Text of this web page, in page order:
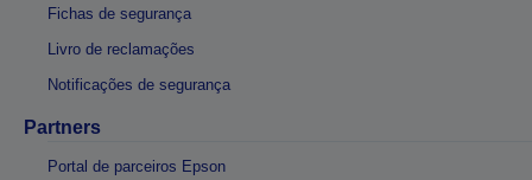
Fichas de segurança
Livro de reclamações
Notificações de segurança
Partners
Portal de parceiros Epson